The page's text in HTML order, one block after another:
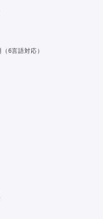
6言語対応）